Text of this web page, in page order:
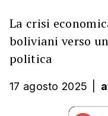
La crisi
boliviani verso
politica
17 agosto 2025